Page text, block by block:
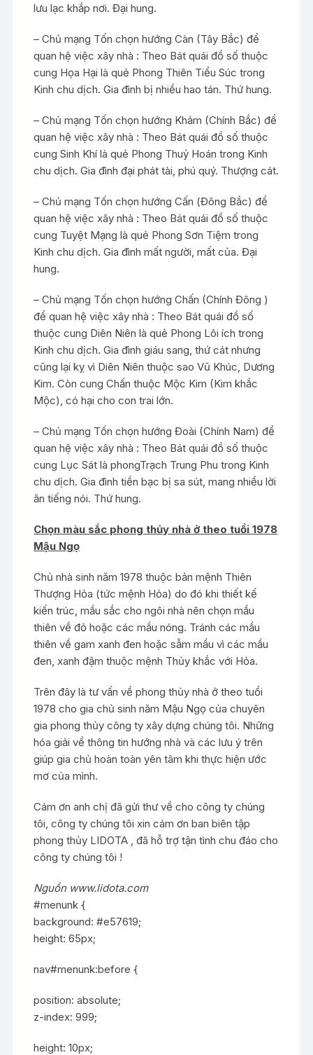
lưu lạc khắp nơi. Đại hung.
– Chủ mạng Tốn chọn hướng Càn (Tây Bắc) để
quan hệ việc xây nhà : Theo Bát quái đồ số thuộc
cung Họa Hại là quẻ Phong Thiên Tiểu Súc trong
Kinh chu dịch. Gia đình bị nhiều hao tán. Thứ hung.
– Chủ mạng Tốn chọn hướng Khảm (Chính Bắc) để
quan hệ việc xây nhà : Theo Bát quái đồ số thuộc
cung Sinh Khí là quẻ Phong Thuỷ Hoán trong Kinh
chu dịch. Gia đình đại phát tài, phú quý. Thượng cát.
– Chủ mạng Tốn chọn hướng Cấn (Đông Bắc) để
quan hệ việc xây nhà : Theo Bát quái đồ số thuộc
cung Tuyệt Mạng là quẻ Phong Sơn Tiệm trong
Kinh chu dịch. Gia đình mất người, mất của. Đại
hung.
– Chủ mạng Tốn chọn hướng Chấn (Chính Đông )
để quan hệ việc xây nhà : Theo Bát quái đồ số
thuộc cung Diên Niên là quẻ Phong Lôi ích trong
Kinh chu dịch. Gia đình giáu sang, thứ cát nhưng
cũng lại kỵ vì Diên Niên thuộc sao Vũ Khúc, Dương
Kim. Còn cung Chấn thuộc Mộc Kim (Kim khắc
Mộc), có hại cho con trai lớn.
– Chủ mạng Tốn chọn hướng Đoài (Chính Nam) để
quan hệ việc xây nhà : Theo Bát quái đồ số thuộc
cung Lục Sát là phongTrạch Trung Phu trong Kinh
chu dịch. Gia đình tiền bạc bị sa sút, mang nhiều lời
ăn tiếng nói. Thứ hung.
Chọn màu sắc phong thủy nhà ở theo tuổi 1978
Mậu Ngọ
Chủ nhà sinh năm 1978 thuộc bản mệnh Thiên
Thượng Hỏa (tức mệnh Hỏa) do đó khi thiết kế
kiến trúc, mầu sắc cho ngôi nhà nên chọn mầu
thiên về đỏ hoặc các mầu nóng. Tránh các mầu
thiên về gam xanh đen hoặc sẫm mầu vì các mầu
đen, xanh đậm thuộc mệnh Thủy khắc với Hỏa.
Trên đây là tư vấn về phong thủy nhà ở theo tuổi
1978 cho gia chủ sinh năm Mậu Ngọ của chuyên
gia phong thủy công ty xây dựng chúng tôi. Những
hóa giải về thông tin hướng nhà và các lưu ý trên
giúp gia chủ hoàn toàn yên tâm khi thực hiện ước
mơ của mình.
Cám ơn anh chị đã gửi thư về cho công ty chúng
tôi, công ty chúng tôi xin cám ơn ban biên tập
phong thủy LIDOTA , đã hỗ trợ tận tình chu đáo cho
công ty chúng tôi !
Nguồn www.lidota.com
#menunk {
background: #e57619;
height: 65px;
nav#menunk:before {
position: absolute;
z-index: 999;
height: 10px;